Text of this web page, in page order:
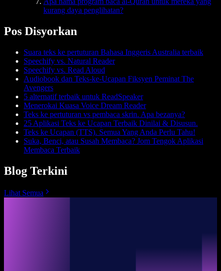
kurang daya penglihatan?
Pos Disyorkan
Suara teks ke pertuturan Bahasa Inggeris Australia terbaik
Speechify vs. Natural Reader
Speechify vs. Read Aloud
Audiobook dan Teks-ke-Ucapan Fiksyen Peminat The
Avengers
5 alternatif terbaik untuk ReadSpeaker
Menerokai Kuasa Voice Dream Reader
Teks ke pertuturan vs pembaca skrin. Apa bezanya?
25 Aplikasi Teks ke Ucapan Terbaik Dinilai & Disusun.
Teks ke Ucapan (TTS). Semua Yang Anda Perlu Tahu!
Suka, Benci, atau Susah Membaca? Jom Tengok Aplikasi
Membaca Terbaik
Blog Terkini
Lihat Semua